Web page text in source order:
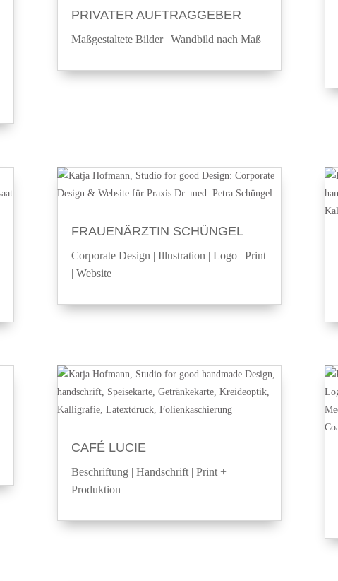
PRIVATER AUFTRAGGEBER
Maßgestaltete Bilder|Wandbild nach Maß
FRAUENÄRZTIN SCHÜNGEL
Corporate Design |Illustration |Logo |Print
|Website
CAFÉ LUCIE
Beschriftung |Handschrift |Print +
Produktion